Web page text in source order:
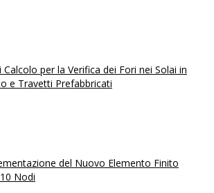
per la Verifica dei Fori nei Solai in
e Travetti Prefabbricati
del Nuovo Elemento Finito
Nodi